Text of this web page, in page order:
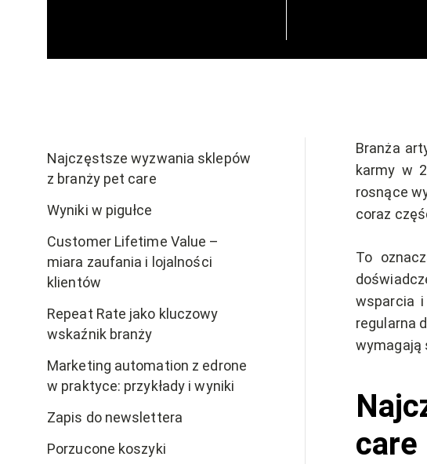
Najczęstsze wyzwania sklepów
z branży pet care
Wyniki w pigułce
Customer Lifetime Value –
miara zaufania i lojalności
klientów
Repeat Rate jako kluczowy
wskaźnik branży
Marketing automation z edrone
w praktyce: przykłady i wyniki
Zapis do newslettera
Porzucone koszyki
Branża
karmy w
rosnące
coraz
To
wsparcia
regularna
wymagają
care